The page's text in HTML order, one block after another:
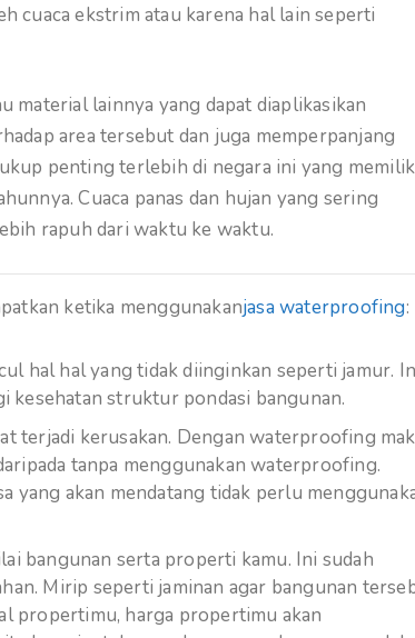
cuaca ekstrim atau karena hal lain seperti
material lainnya yang dapat diaplikasikan
area tersebut dan juga memperpanjang
penting terlebih di negara ini yang
Cuaca panas dan hujan yang sering
rapuh dari waktu ke waktu.
ketika menggunakanjasa waterproofing:
hal hal yang tidak diinginkan seperti jamur.
struktur pondasi bangunan.
terjadi kerusakan. Dengan waterproofing
tanpa menggunakan waterproofing.
yang akan mendatang tidak perlu
bangunan serta properti kamu. Ini sudah
Mirip seperti jaminan agar bangunan
propertimu, harga propertimu akan